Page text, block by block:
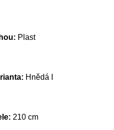
Plast
Hnědá I
210 cm